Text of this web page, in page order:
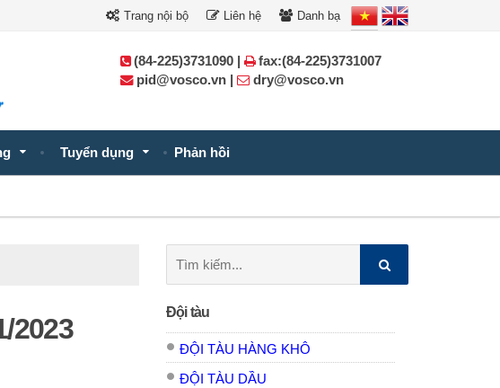
Trang nội bộ Liên hệ Danh bạ
Tuyển dụng Phản hồi
(84-225)3731090 |
fax:(84-225)3731007
pid@vosco.vn |
dry@vosco.vn
2023
kiếm:
Đội tàu
ĐỘI TÀU HÀNG KHÔ
ĐỘI TÀU DẦU